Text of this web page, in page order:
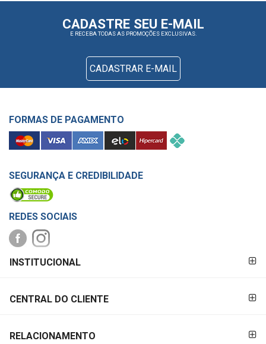
CADASTRE SEU E-MAIL
E RECEBA TODAS AS PROMOÇÕES EXCLUSIVAS.
CADASTRAR E-MAIL
FORMAS DE PAGAMENTO
SEGURANÇA E CREDIBILIDADE
REDES SOCIAIS
PAGAMENTO
INSTITUCIONAL
CENTRAL DO CLIENTE
RELACIONAMENTO